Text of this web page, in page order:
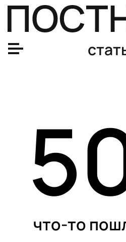
что-то
Из грязных подгузников